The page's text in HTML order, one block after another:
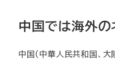
中国では海外の
中国（中華人民共和国、